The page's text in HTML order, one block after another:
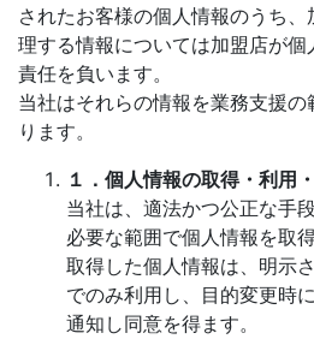
されたお客様の個人情報のうち
理する情報については加盟店が
責任を負います。
当社はそれらの情報を業務支援
ります。
１．個人情報の取得・利用
当社は、適法かつ公正な手
必要な範囲で個人情報を取
取得した個人情報は、明示
でのみ利用し、目的変更時
通知し同意を得ます。